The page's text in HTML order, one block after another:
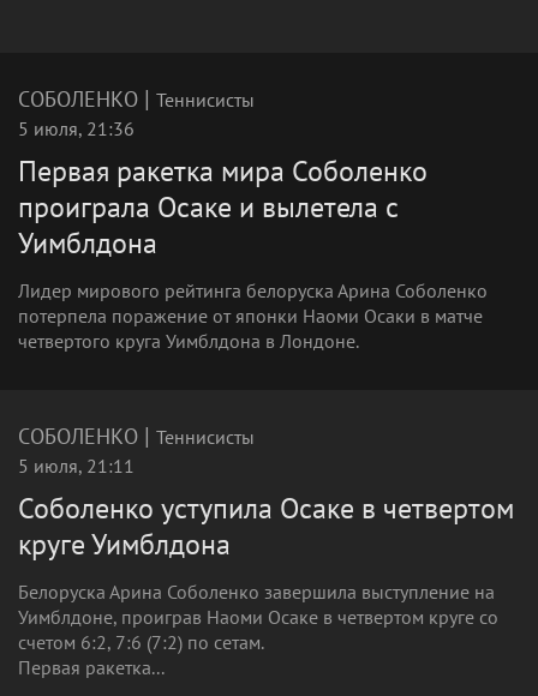
СОБОЛЕНКО | Теннисисты
5 июля, 21:36
Первая ракетка мира Соболенко
проиграла Осаке и вылетела с
Уимблдона
Лидер мирового рейтинга белоруска Арина Соболенко
потерпела поражение от японки Наоми Осаки в матче
четвертого круга Уимблдона в Лондоне.
СОБОЛЕНКО | Теннисисты
5 июля, 21:11
Соболенко уступила Осаке в четвертом
круге Уимблдона
Белоруска Арина Соболенко завершила выступление на
Уимблдоне, проиграв Наоми Осаке в четвертом круге со
счетом 6:2, 7:6 (7:2) по сетам.
Первая ракетка...